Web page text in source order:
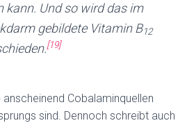
kann. Und so wird das im
gebildete Vitamin B12
[19]
Cobalaminquellen
sind. Dennoch schreibt auch